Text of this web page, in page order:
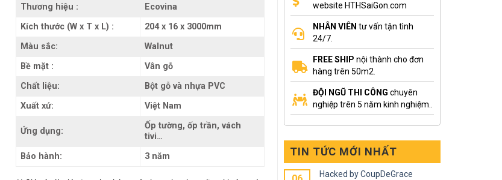
website HTHSaiGon.com
NHÂN VIÊN tư vấn tận tình
24/7.
FREE SHIP nội thành cho đơn
hàng trên 50m2.
ĐỘI NGŨ THI CÔNG chuyên
nghiệp trên 5 năm kinh nghiệm..
TIN TỨC MỚI NHẤT
Hacked by CoupDeGrace
Thương hiệu :
Ecovina
Kích thước (W x T x L) :
204 x 16 x 3000mm
Màu sắc:
Walnut
Bề mặt :
Vân gỗ
Chất liệu:
Bột gỗ và nhựa PVC
Xuất xứ:
Việt Nam
Ứng dụng:
Ốp tường, ốp trần, vách
tivi…
Bảo hành:
3 năm